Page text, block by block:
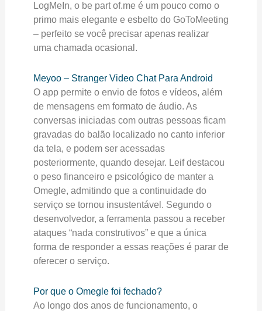
LogMeIn, o be part of.me é um pouco como o
primo mais elegante e esbelto do GoToMeeting
– perfeito se você precisar apenas realizar
uma chamada ocasional.
Meyoo – Stranger Video Chat Para Android
O app permite o envio de fotos e vídeos, além
de mensagens em formato de áudio. As
conversas iniciadas com outras pessoas ficam
gravadas do balão localizado no canto inferior
da tela, e podem ser acessadas
posteriormente, quando desejar. Leif destacou
o peso financeiro e psicológico de manter a
Omegle, admitindo que a continuidade do
serviço se tornou insustentável. Segundo o
desenvolvedor, a ferramenta passou a receber
ataques “nada construtivos” e que a única
forma de responder a essas reações é parar de
oferecer o serviço.
Por que o Omegle foi fechado?
Ao longo dos anos de funcionamento, o